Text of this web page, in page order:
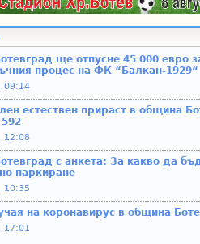
ще отпусне 45 000 евро
процес на ФК “Балкан-1929“
09:14
естествен прираст в община
12:08
с анкета: За какво да
паркиране
10:35
на коронавирус в община
17:01